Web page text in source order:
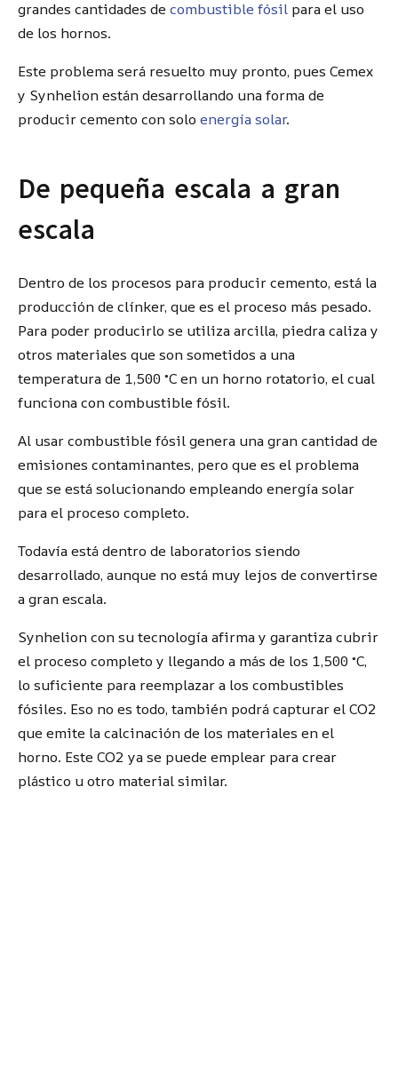
grandes cantidades de combustible fósil para el uso
de los hornos.
Este problema será resuelto muy pronto, pues Cemex
y Synhelion están desarrollando una forma de
producir cemento con solo energía solar.
De pequeña escala a gran
escala
Dentro de los procesos para producir cemento, está la
producción de clínker, que es el proceso más pesado.
Para poder producirlo se utiliza arcilla, piedra caliza y
otros materiales que son sometidos a una
temperatura de 1,500 °C en un horno rotatorio, el cual
funciona con combustible fósil.
Al usar combustible fósil genera una gran cantidad de
emisiones contaminantes, pero que es el problema
que se está solucionando empleando energía solar
para el proceso completo.
Todavía está dentro de laboratorios siendo
desarrollado, aunque no está muy lejos de convertirse
a gran escala.
Synhelion con su tecnología afirma y garantiza cubrir
el proceso completo y llegando a más de los 1,500 °C,
lo suficiente para reemplazar a los combustibles
fósiles. Eso no es todo, también podrá capturar el CO2
que emite la calcinación de los materiales en el
horno. Este CO2 ya se puede emplear para crear
plástico u otro material similar.